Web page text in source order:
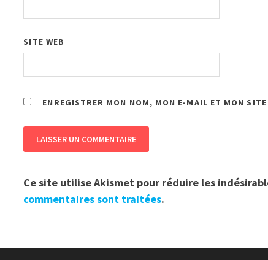
SITE WEB
ENREGISTRER MON NOM, MON E-MAIL ET MON
Ce site utilise Akismet pour réduire les
commentaires sont traitées.